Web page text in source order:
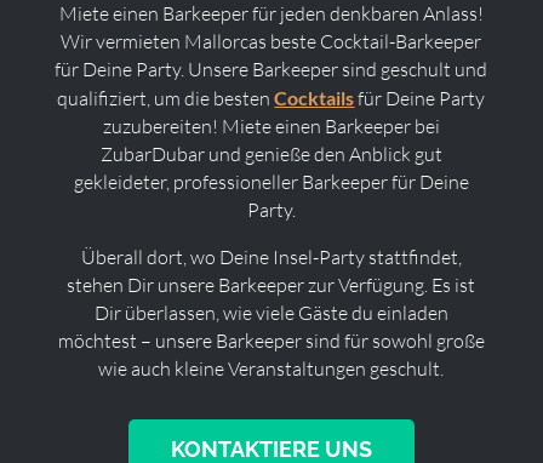
Miete einen Barkeeper für jeden denkbaren Anlass!
Wir vermieten Mallorcas beste Cocktail-Barkeeper
für Deine Party. Unsere Barkeeper sind geschult und
qualifiziert, um die bestenCocktailsfür Deine Party
zuzubereiten! Miete einen Barkeeper bei
ZubarDubar und genieße den Anblick gut
gekleideter, professioneller Barkeeper für Deine
Party.
Überall dort, wo Deine Insel-Party stattfindet,
stehen Dir unsere Barkeeper zur Verfügung. Es ist
Dir überlassen, wie viele Gäste du einladen
möchtest – unsere Barkeeper sind für sowohl große
wie auch kleine Veranstaltungen geschult.
KONTAKTIERE UNS